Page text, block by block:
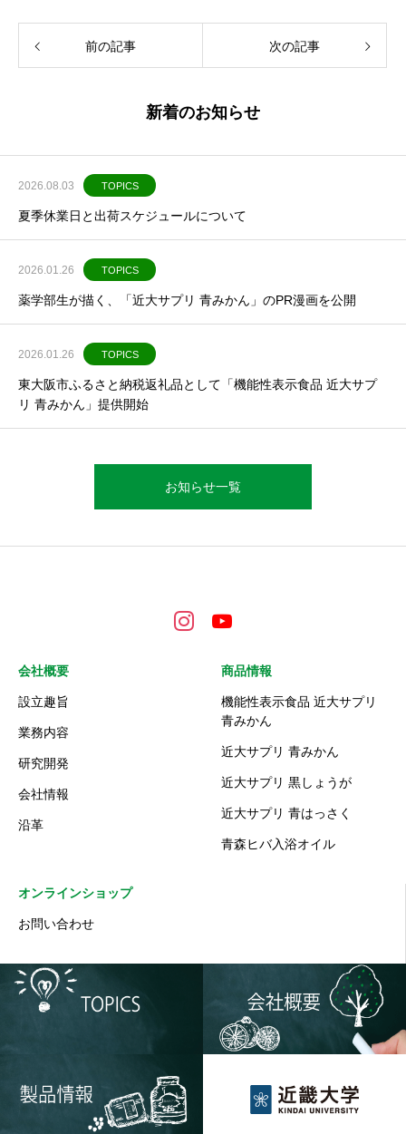
前の記事 次の記事
新着のお知らせ
2026.08.03 TOPICS
夏季休業日と出荷スケジュールについて
2026.01.26 TOPICS
薬学部生が描く、「近大サプリ 青みかん」のPR漫画を公開
2026.01.26 TOPICS
東大阪市ふるさと納税返礼品として「機能性表示食品 近大サプ
リ 青みかん」提供開始
お知らせ一覧
会社概要
設立趣旨
業務内容
研究開発
会社情報
沿革
商品情報
機能性表示食品 近大サプリ
青みかん
近大サプリ 青みかん
近大サプリ 黒しょうが
近大サプリ 青はっさく
青森ヒバ入浴オイル
オンラインショップ
お問い合わせ